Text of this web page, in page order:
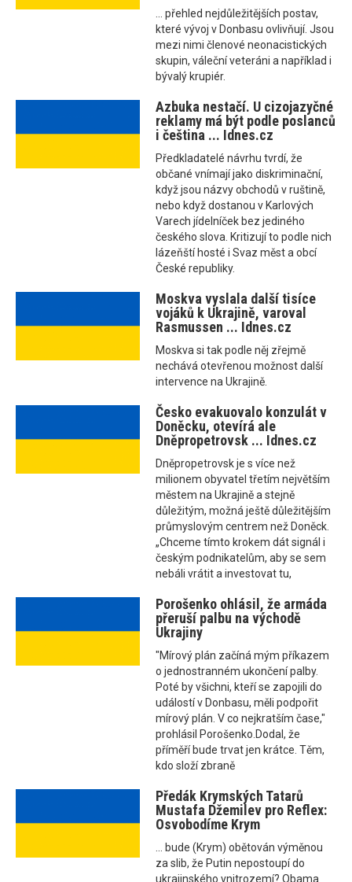
... přehled nejdůležitějších postav,
které vývoj v Donbasu ovlivňují. Jsou
mezi nimi členové neonacistických
skupin, váleční veteráni a například i
bývalý krupiér.
Azbuka nestačí. U cizojazyčné
reklamy má být podle poslanců
i čeština ... Idnes.cz
Předkladatelé návrhu tvrdí, že
občané vnímají jako diskriminační,
když jsou názvy obchodů v ruštině,
nebo když dostanou v Karlových
Varech jídelníček bez jediného
českého slova. Kritizují to podle nich
lázeňští hosté i Svaz měst a obcí
České republiky.
Moskva vyslala další tisíce
vojáků k Ukrajině, varoval
Rasmussen ... Idnes.cz
Moskva si tak podle něj zřejmě
nechává otevřenou možnost další
intervence na Ukrajině.
Česko evakuovalo konzulát v
Doněcku, otevírá ale
Dněpropetrovsk ... Idnes.cz
Dněpropetrovsk je s více než
milionem obyvatel třetím největším
městem na Ukrajině a stejně
důležitým, možná ještě důležitějším
průmyslovým centrem než Doněck.
„Chceme tímto krokem dát signál i
českým podnikatelům, aby se sem
nebáli vrátit a investovat tu,
Porošenko ohlásil, že armáda
přeruší palbu na východě
Ukrajiny
"Mírový plán začíná mým příkazem
o jednostranném ukončení palby.
Poté by všichni, kteří se zapojili do
událostí v Donbasu, měli podpořit
mírový plán. V co nejkratším čase,"
prohlásil Porošenko.Dodal, že
příměří bude trvat jen krátce. Těm,
kdo složí zbraně
Předák Krymských Tatarů
Mustafa Džemilev pro Reflex:
Osvobodíme Krym
... bude (Krym) obětován výměnou
za slib, že Putin nepostoupí do
ukrajinského vnitrozemí? Obama